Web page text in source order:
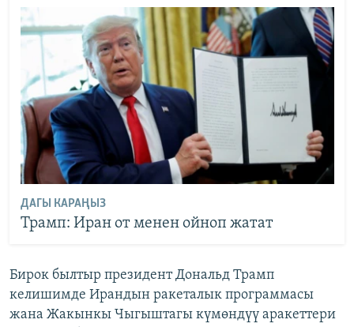
ДАГЫ КАРАҢЫЗ
Трамп: Иран от менен ойноп жатат
Бирок былтыр президент Дональд Трамп
келишимде Ирандын ракеталык программасы
жана Жакынкы Чыгыштагы күмөндүү аракеттери